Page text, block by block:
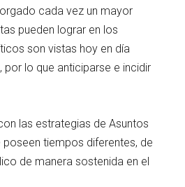
cada vez un mayor
pueden lograr en los
son vistas hoy en día
lo que anticiparse e incidir
las estrategias de Asuntos
tiempos diferentes, de
de manera sostenida en el